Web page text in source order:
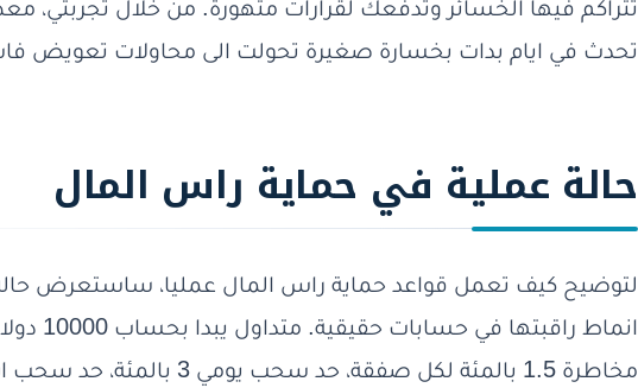
تتراكم فيها الخسائر وتدفعك لقرارات متهورة. من خلال تجربتي،
تحدث في ايام بدات بخسارة صغيرة تحولت الى محاولات تعويض
حالة عملية في حماية راس المال
لتوضيح كيف تعمل قواعد حماية راس المال عمليا، ساستعرض حالة
انماط